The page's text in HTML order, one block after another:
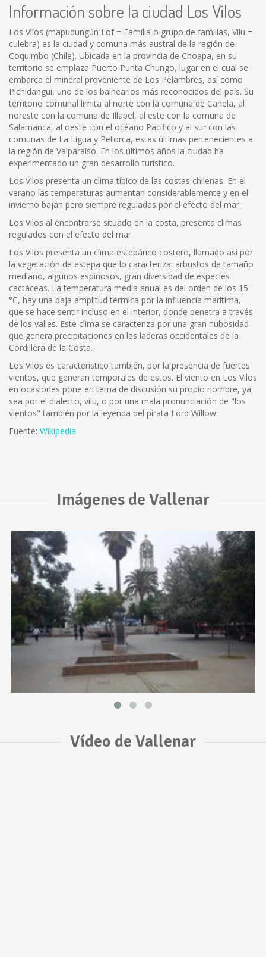
Información sobre la ciudad Los Vilos
Los Vilos (mapudungún Lof = Familia o grupo de familias, Vilu =
culebra) es la ciudad y comuna más austral de la región de
Coquimbo (Chile). Ubicada en la provincia de Choapa, en su
territorio se emplaza Puerto Punta Chungo, lugar en el cual se
embarca el mineral proveniente de Los Pelambres, así como
Pichidangui, uno de los balnearios más reconocidos del país. Su
territorio comunal limita al norte con la comuna de Canela, al
noreste con la comuna de Illapel, al este con la comuna de
Salamanca, al oeste con el océano Pacífico y al sur con las
comunas de La Ligua y Petorca, estas últimas pertenecientes a
la región de Valparaíso. En los últimos años la ciudad ha
experimentado un gran desarrollo turístico.
Los Vilos presenta un clima típico de las costas chilenas. En el
verano las temperaturas aumentan considerablemente y en el
invierno bajan pero siempre reguladas por el efecto del mar.
Los Vilos al encontrarse situado en la costa, presenta climas
regulados con el efecto del mar.
Los Vilos presenta un clima estepárico costero, llamado así por
la vegetación de estepa que lo caracteriza: arbustos de tamaño
mediano, algunos espinosos, gran diversidad de especies
cactáceas. La temperatura media anual es del orden de los 15
°C, hay una baja amplitud térmica por la influencia marítima,
que se hace sentir incluso en el interior, donde penetra a través
de los valles. Este clima se caracteriza por una gran nubosidad
que genera precipitaciones en las laderas occidentales de la
Cordillera de la Costa.
Los Vilos es característico también, por la presencia de fuertes
vientos, que generan temporales de estos. El viento en Los Vilos
en ocasiones pone en tema de discusión su propio nombre, ya
sea por el dialecto, vilu, o por una mala pronunciación de "los
vientos" también por la leyenda del pirata Lord Willow.
Fuente: Wikipedia
Imágenes de Vallenar
Vídeo de Vallenar